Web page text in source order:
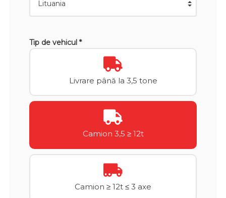
Tip de vehicul *
Livrare până la 3,5 tone
Camion 3,5 ≥ 12t
Camion ≥ 12t ≤ 3 axe